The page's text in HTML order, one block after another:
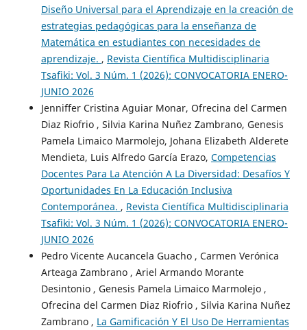
Diseño Universal para el Aprendizaje en la creación de
estrategias pedagógicas para la enseñanza de
Matemática en estudiantes con necesidades de
aprendizaje. , Revista Científica Multidisciplinaria
Tsafiki: Vol. 3 Núm. 1 (2026): CONVOCATORIA ENERO-
JUNIO 2026
Jenniffer Cristina Aguiar Monar, Ofrecina del Carmen
Diaz Riofrio , Silvia Karina Nuñez Zambrano, Genesis
Pamela Limaico Marmolejo, Johana Elizabeth Alderete
Mendieta, Luis Alfredo García Erazo, Competencias
Docentes Para La Atención A La Diversidad: Desafíos Y
Oportunidades En La Educación Inclusiva
Contemporánea. , Revista Científica Multidisciplinaria
Tsafiki: Vol. 3 Núm. 1 (2026): CONVOCATORIA ENERO-
JUNIO 2026
Pedro Vicente Aucancela Guacho , Carmen Verónica
Arteaga Zambrano , Ariel Armando Morante
Desintonio , Genesis Pamela Limaico Marmolejo ,
Ofrecina del Carmen Diaz Riofrio , Silvia Karina Nuñez
Zambrano , La Gamificación Y El Uso De Herramientas